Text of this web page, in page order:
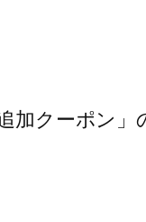
加クーポン